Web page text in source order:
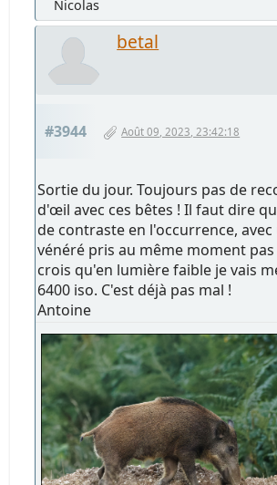
Nicolas
betal
#3944 Août 09, 2023, 23:42:18
Sortie du jour. Toujours pas de
d'œil avec ces bêtes ! Il faut dire
de contraste en l'occurrence, avec
vénéré pris au même moment pas
crois qu'en lumière faible je vais
6400 iso. C'est déjà pas mal !
Antoine